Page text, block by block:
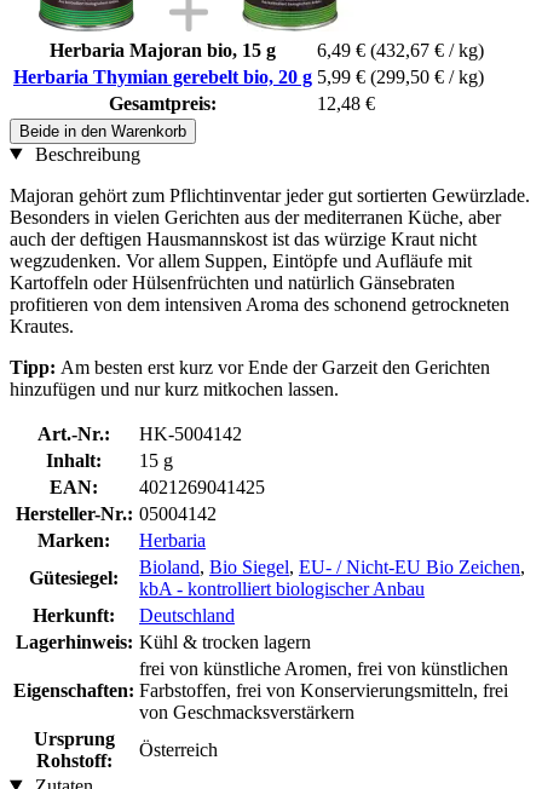
Herbaria Majoran bio, 15 g 6,49 € (432,67 € / kg)
Herbaria Thymian gerebelt bio, 20 g 5,99 € (299,50 € / kg)
Gesamtpreis:
12,48 €
Beide in den Warenkorb
Beschreibung
Majoran gehört zum Pflichtinventar jeder gut sortierten Gewürzlade.
Besonders in vielen Gerichten aus der mediterranen Küche, aber
auch der deftigen Hausmannskost ist das würzige Kraut nicht
wegzudenken. Vor allem Suppen, Eintöpfe und Aufläufe mit
Kartoffeln oder Hülsenfrüchten und natürlich Gänsebraten
profitieren von dem intensiven Aroma des schonend getrockneten
Krautes.
Tipp: Am besten erst kurz vor Ende der Garzeit den Gerichten
hinzufügen und nur kurz mitkochen lassen.
Art.-Nr.:
HK-5004142
Inhalt:
15 g
EAN:
4021269041425
Hersteller-Nr.: 05004142
Marken:
Herbaria
Gütesiegel:
Bioland, Bio Siegel, EU- / Nicht-EU Bio Zeichen,
kbA - kontrolliert biologischer Anbau
Herkunft:
Deutschland
Lagerhinweis: Kühl & trocken lagern
Eigenschaften:
frei von künstliche Aromen, frei von künstlichen
Farbstoffen, frei von Konservierungsmitteln, frei
von Geschmacksverstärkern
Ursprung
Rohstoff:
Österreich